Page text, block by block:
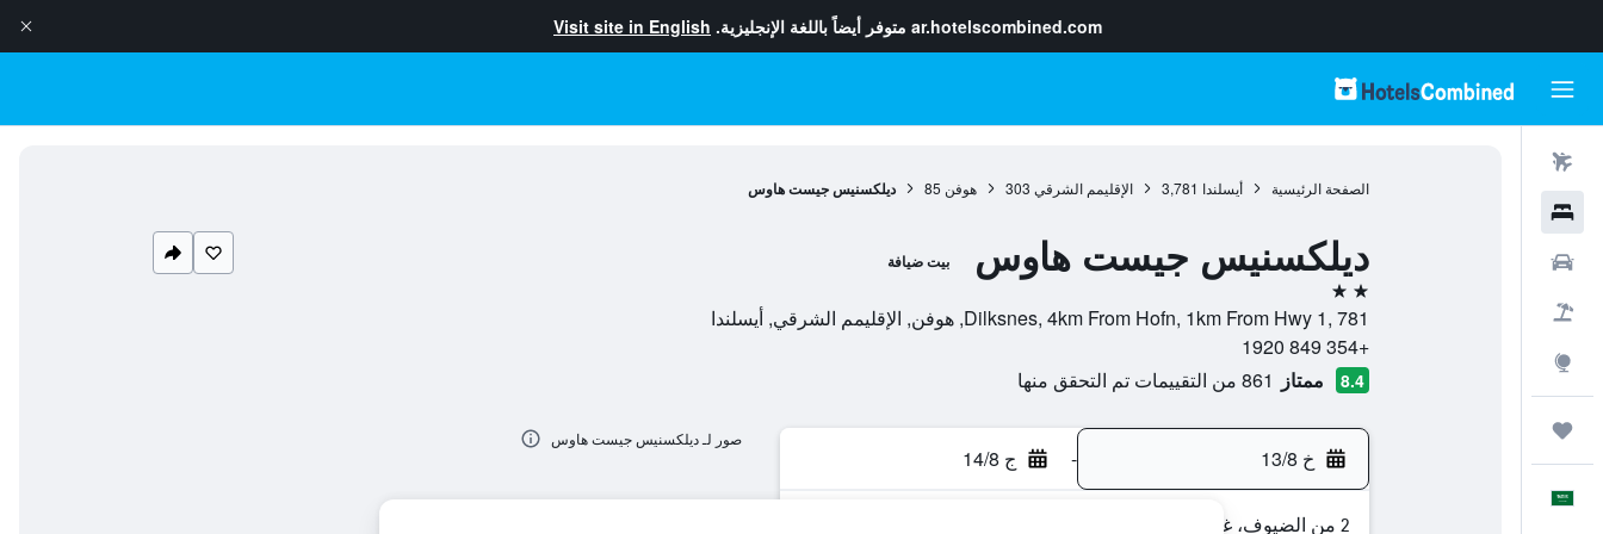
ar.hotelscombined.com متوفر أيضاً باللغة الإنجليزية. Visit site in English
الصفحة الرئيسية أيسلندا 3,781 الإقليمم الشرقي 303 هوفن 85 ديلكسنيس جيست هاوس
ديلكسنيس جيست هاوس بيت ضيافة
2 نجمتين
Dilksnes, 4km From Hofn, 1km From Hwy 1, 781, هوفن, الإقليمم الشرقي, أيسلندا
+354 849 1920
8.4 ممتاز 861 من التقييمات تم التحقق منها
خ 13/8 - ج 14/8
2 من الضيوف، غرفة واحدة
صور لـ ديلكسنيس جيست هاوس